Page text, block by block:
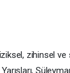
zihinsel